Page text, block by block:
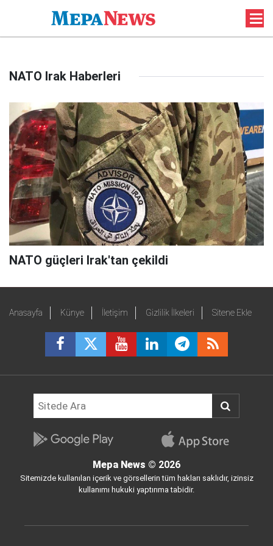
NATO Irak Haberleri
NATO güçleri Irak'tan çekildi
Anasayfa Künye İletişim Gizlilik İlkeleri Sitene Ekle
Mepa News © 2026
Sitemizde kullanılan içerik ve görsellerin tüm hakları saklıdır, izinsiz
kullanımı hukuki yaptırıma tabidir.